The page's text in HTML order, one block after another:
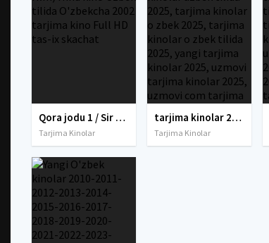
Qora jodu 1 / Sir 1 / Raaz 1 (Ujas, Qo'rqinchli, Daxshat film) Hind kino Uzbek tilida O'zbekcha 2002 tarjima kino Full HD tas-ix skachat
Tarjima Kinolar
tarjima kinolar 2025, uzbek tarjima kinolar 2025, tarjima kinolar uzbek tilida 2025, tarjima kinolar o zbek 2025, tarjima kinolar o zbek tilida 2025, yangi tarjima kinolar 2025, uzmovi tarjima kinolar 2025, uzmovi com tarjima kinolar 2025, uzbekcha t
Tarjima Kinolar